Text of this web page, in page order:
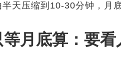
天压缩到10-30分钟，月
月底算：要